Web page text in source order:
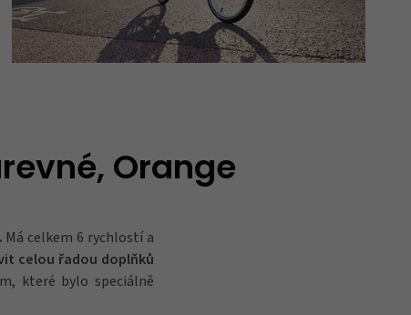
Orange
Má celkem 6 rychlostí a
celou řadou doplňků
které bylo speciálně